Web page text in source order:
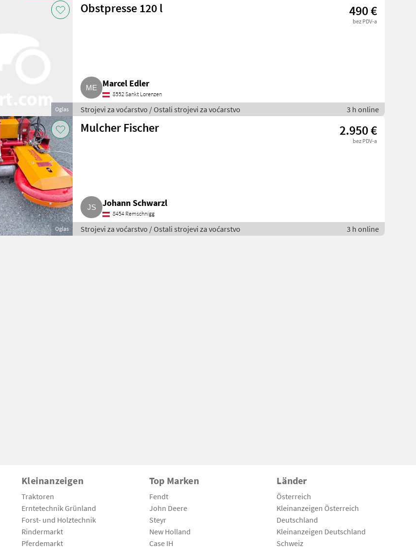
Oglas
Obstpresse 120 l 490 €
bez PDV-a
Marcel Edler
8552 Sankt Lorenzen
Strojevi za voćarstvo / Ostali strojevi za voćarstvo 3 h online
Oglas
Mulcher Fischer 2.950 €
bez PDV-a
Johann Schwarzl
8454 Remschnigg
Strojevi za voćarstvo / Ostali strojevi za voćarstvo 3 h online
Kleinanzeigen
Traktoren
Erntetechnik Grünland
Forst- und Holztechnik
Rindermarkt
Pferdemarkt
Top Marken
Fendt
John Deere
Steyr
New Holland
Case IH
Länder
Österreich
Kleinanzeigen Österreich
Deutschland
Kleinanzeigen Deutschland
Schweiz